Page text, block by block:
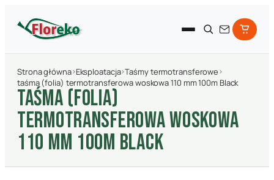
Strona główna›Eksploatacja›Taśmy termotransferowe›
taśma (folia) termotransferowa woskowa 110 mm 100m Black
TAśMA (FOLIA)
TERMOTRANSFEROWA WOSKOWA
110 MM 100M BLACK